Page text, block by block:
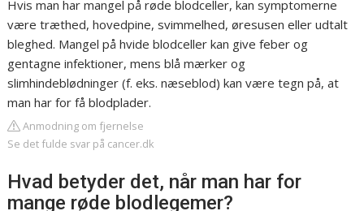
Hvis man har mangel på røde blodceller, kan symptomerne
være træthed, hovedpine, svimmelhed, øresusen eller udtalt
bleghed. Mangel på hvide blodceller kan give feber og
gentagne infektioner, mens blå mærker og
slimhindeblødninger (f. eks. næseblod) kan være tegn på, at
man har for få blodplader.
Anmodning om fjernelse
Se det fulde svar på cancer.dk
Hvad betyder det, når man har for
mange røde blodlegemer?